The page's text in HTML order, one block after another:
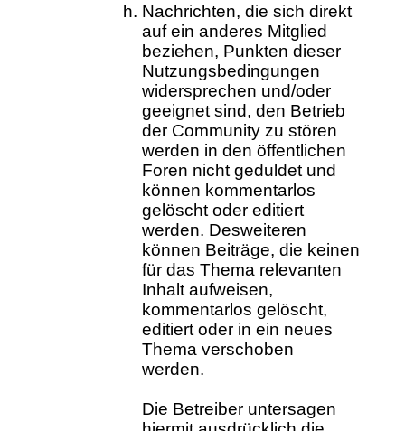
Nachrichten, die sich direkt
auf ein anderes Mitglied
beziehen, Punkten dieser
Nutzungsbedingungen
widersprechen und/oder
geeignet sind, den Betrieb
der Community zu stören
werden in den öffentlichen
Foren nicht geduldet und
können kommentarlos
gelöscht oder editiert
werden. Desweiteren
können Beiträge, die keinen
für das Thema relevanten
Inhalt aufweisen,
kommentarlos gelöscht,
editiert oder in ein neues
Thema verschoben
werden.
Die Betreiber untersagen